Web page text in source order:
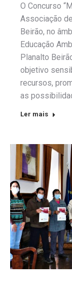
O Concurso
Associação
Beirão, no
Educação
Planalto
objetivo
recursos,
as
Ler mais